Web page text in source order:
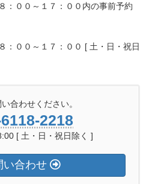
００～１７：００内の事前予約
００～１７：００ [ 土・日・祝日
合わせください。
2218
[ 土・日・祝日除く ]
い合わせ